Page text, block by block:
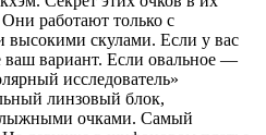
работают только с
высокими скулами. Если у вас
вариант. Если овальное —
исследователь»
линзовый блок,
очками. Самый